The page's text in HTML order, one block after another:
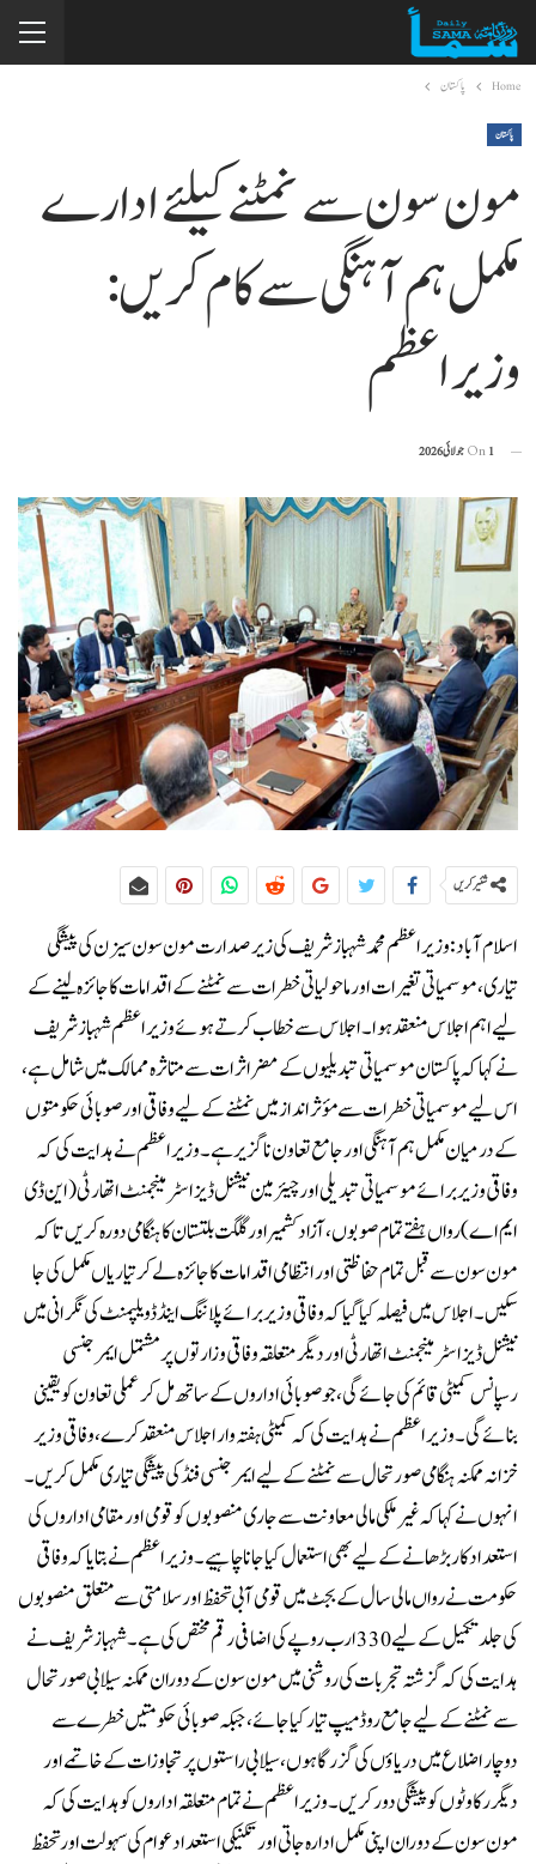
Home پاکستان
پاکستان
مون سون سے نمٹنے کیلئے ادارے
مکمل ہم آہنگی سے کام کریں:
وزیراعظم
On1 جولائی 2026
شئیر کریں
اسلام آباد:وزیراعظم محمد شہباز شریف کی زیر صدارت مون سون سیزن کی پیشگی
تیاری، موسمیاتی تغیرات اور ماحولیاتی خطرات سے نمٹنے کے اقدامات کا جائزہ لینے کے
لیے اہم اجلاس منعقد ہوا۔اجلاس سے خطاب کرتے ہوئے وزیراعظم شہباز شریف
نے کہا کہ پاکستان موسمیاتی تبدیلیوں کے مضر اثرات سے متاثرہ ممالک میں شامل ہے،
اس لیے موسمیاتی خطرات سے مؤثر انداز میں نمٹنے کے لیے وفاقی اور صوبائی حکومتوں
کے درمیان مکمل ہم آہنگی اور جامع تعاون ناگزیر ہے۔وزیراعظم نے ہدایت کی کہ
وفاقی وزیر برائے موسمیاتی تبدیلی اور چیئرمین نیشنل ڈیزاسٹر مینجمنٹ اتھارٹی (این ڈی
ایم اے) رواں ہفتے تمام صوبوں، آزاد کشمیر اور گلگت بلتستان کا ہنگامی دورہ کریں تاکہ
مون سون سے قبل تمام حفاظتی اور انتظامی اقدامات کا جائزہ لے کر تیاریاں مکمل کی جا
سکیں۔اجلاس میں فیصلہ کیا گیا کہ وفاقی وزیر برائے پلاننگ اینڈ ڈویلپمنٹ کی نگرانی میں
نیشنل ڈیزاسٹر مینجمنٹ اتھارٹی اور دیگر متعلقہ وفاقی وزارتوں پر مشتمل ایمرجنسی
رسپانس کمیٹی قائم کی جائے گی، جو صوبائی اداروں کے ساتھ مل کر عملی تعاون کو یقینی
بنائے گی۔وزیراعظم نے ہدایت کی کہ کمیٹی ہفتہ وار اجلاس منعقد کرے، وفاقی وزیر
خزانہ ممکنہ ہنگامی صورتحال سے نمٹنے کے لیے ایمرجنسی فنڈ کی پیشگی تیاری مکمل کریں۔
انہوں نے کہا کہ غیر ملکی مالی معاونت سے جاری منصوبوں کو قومی اور مقامی اداروں کی
استعداد کار بڑھانے کے لیے بھی استعمال کیا جانا چاہیے۔وزیراعظم نے بتایا کہ وفاقی
حکومت نے رواں مالی سال کے بجٹ میں قومی آبی تحفظ اور سلامتی سے متعلق منصوبوں
کی جلد تکمیل کے لیے 330 ارب روپے کی اضافی رقم مختص کی ہے۔شہباز شریف نے
ہدایت کی کہ گزشتہ تجربات کی روشنی میں مون سون کے دوران ممکنہ سیلابی صورتحال
سے نمٹنے کے لیے جامع روڈ میپ تیار کیا جائے، جبکہ صوبائی حکومتیں خطرے سے
دوچار اضلاع میں دریاؤں کی گزرگاہوں، سیلابی راستوں پر تجاوزات کے خاتمے اور
دیگر رکاوٹوں کو پیشگی دور کریں۔وزیراعظم نے تمام متعلقہ اداروں کو ہدایت کی کہ
مون سون کے دوران اپنی مکمل ادارہ جاتی اور تکنیکی استعداد عوام کی سہولت اور تحفظ